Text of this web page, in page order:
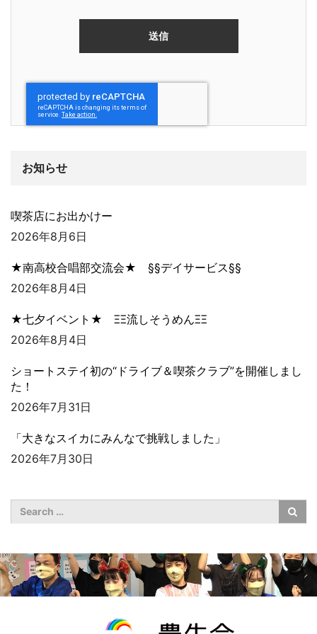
お知らせ
喫茶店にお出かけー
2026年8月6日
★南高校合唱部交流会★ §§デイサービス§§
2026年8月4日
★七夕イベント★ ΞΞ流しそうめんΞΞ
2026年8月4日
ショートステイ初の“ドライブ＆喫茶クラブ”を開催しまし
た！
2026年7月31日
「大きなスイカにみんなで挑戦しました」
2026年7月30日